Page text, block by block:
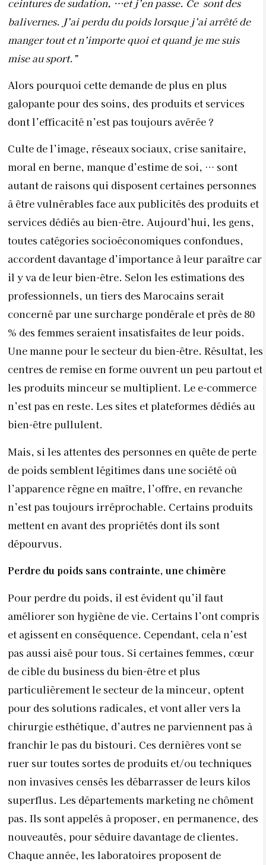
balivernes. J’ai perdu du poids lorsque j’ai arrêté de
manger tout et n’importe quoi et quand je me suis
mise au sport.”
Alors pourquoi cette demande de plus en plus
galopante pour des soins, des produits et services
dont l’efficacité n’est pas toujours avérée ?
Culte de l’image, réseaux sociaux, crise sanitaire,
moral en berne, manque d’estime de soi, … sont
autant de raisons qui disposent certaines personnes
à être vulnérables face aux publicités des produits et
services dédiés au bien-être. Aujourd’hui, les gens,
toutes catégories socioéconomiques confondues,
accordent davantage d’importance à leur paraître car
il y va de leur bien-être. Selon les estimations des
professionnels, un tiers des Marocains serait
concerné par une surcharge pondérale et près de 80
% des femmes seraient insatisfaites de leur poids.
Une manne pour le secteur du bien-être. Résultat, les
centres de remise en forme ouvrent un peu partout et
les produits minceur se multiplient. Le e-commerce
n’est pas en reste. Les sites et plateformes dédiés au
bien-être pullulent.
Mais, si les attentes des personnes en quête de perte
de poids semblent légitimes dans une société où
l’apparence règne en maître, l’offre, en revanche
n’est pas toujours irréprochable. Certains produits
mettent en avant des propriétés dont ils sont
dépourvus.
Perdre du poids sans contrainte, une chimère
Pour perdre du poids, il est évident qu’il faut
améliorer son hygiène de vie. Certains l’ont compris
et agissent en conséquence. Cependant, cela n’est
pas aussi aisé pour tous. Si certaines femmes, cœur
de cible du business du bien-être et plus
particulièrement le secteur de la minceur, optent
pour des solutions radicales, et vont aller vers la
chirurgie esthétique, d’autres ne parviennent pas à
franchir le pas du bistouri. Ces dernières vont se
ruer sur toutes sortes de produits et/ou techniques
non invasives censés les débarrasser de leurs kilos
superflus. Les départements marketing ne chôment
pas. Ils sont appelés à proposer, en permanence, des
nouveautés, pour séduire davantage de clientes.
Chaque année, les laboratoires proposent de